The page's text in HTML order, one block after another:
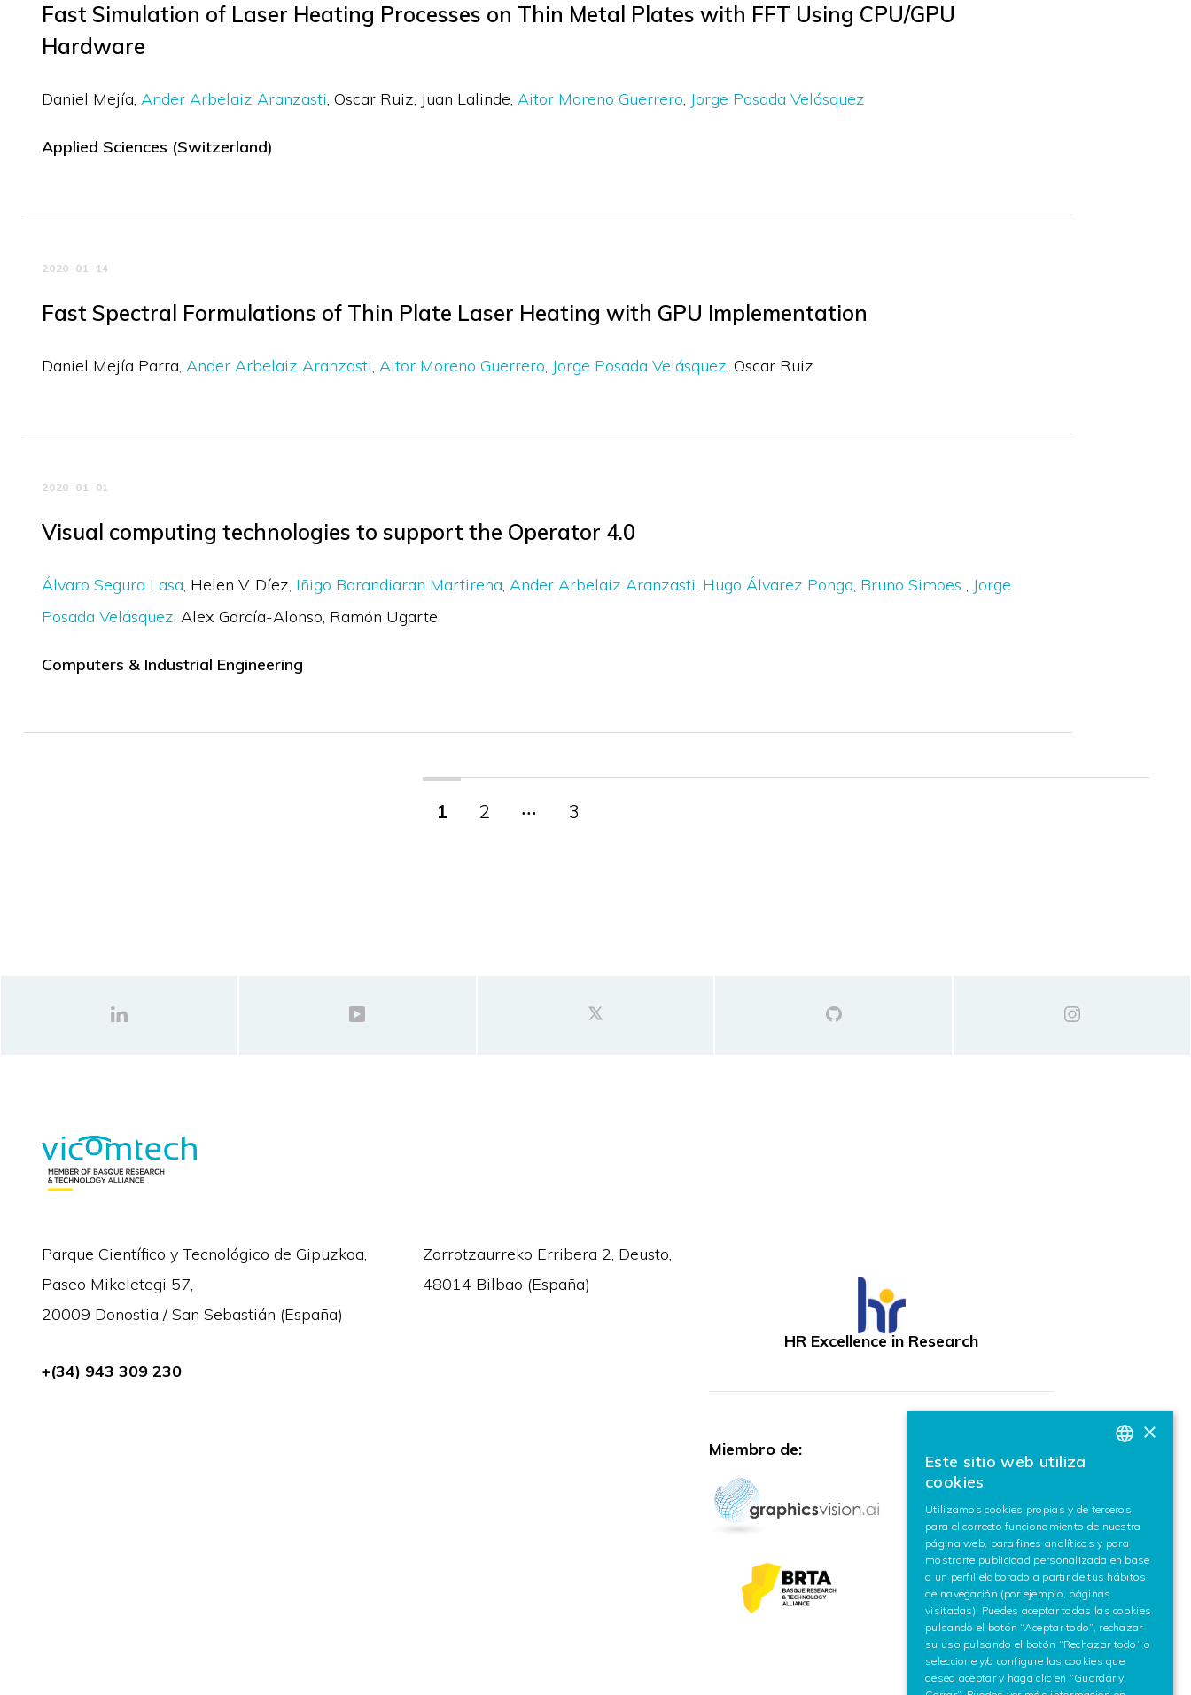
Fast Simulation of Laser Heating Processes on Thin Metal Plates with FFT Using CPU/GPU
Hardware
Daniel Mejía Ander Arbelaiz Aranzasti Oscar Ruiz Juan Lalinde Aitor Moreno Guerrero Jorge Posada Velásquez
Applied Sciences (Switzerland)
2020-01-14
Fast Spectral Formulations of Thin Plate Laser Heating with GPU Implementation
Daniel Mejía Parra Ander Arbelaiz Aranzasti Aitor Moreno Guerrero Jorge Posada Velásquez Oscar Ruiz
2020-01-01
Visual computing technologies to support the Operator 4.0
Álvaro Segura Lasa Helen V. Díez Iñigo Barandiaran Martirena Ander Arbelaiz Aranzasti Hugo Álvarez Ponga Bruno Simoes
Jorge
Posada Velásquez Alex García-Alonso Ramón Ugarte
Computers & Industrial Engineering
1 2 ‧‧‧ 3
Parque Científico y Tecnológico de Gipuzkoa,
Paseo Mikeletegi 57,
20009 Donostia / San Sebastián (España)
+(34) 943 309 230
Zorrotzaurreko Erribera 2, Deusto,
48014 Bilbao (España)
HR Excellence in Research
Miembro de:
ENGLISH
×
Este sitio web utiliza
cookies
Utilizamos cookies propias y de terceros
para el correcto funcionamiento de nuestra
página web, para fines analíticos y para
mostrarte publicidad personalizada en base
a un perfil elaborado a partir de tus hábitos
de navegación (por ejemplo, páginas
visitadas). Puedes aceptar todas las cookies
pulsando el botón “Aceptar todo”, rechazar
su uso pulsando el botón “Rechazar todo” o
seleccione y/o configure las cookies que
desea aceptar y haga clic en “Guardar y